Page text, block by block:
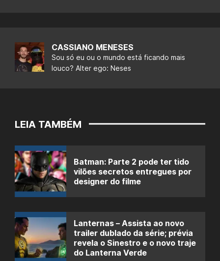
CASSIANO MENESES
Sou só eu ou o mundo está ficando mais
louco? Alter ego: Neses
LEIA TAMBÉM
Batman: Parte 2 pode ter tido
vilões secretos entregues por
designer do filme
Lanternas – Assista ao novo
trailer dublado da série; prévia
revela o Sinestro e o novo traje
do Lanterna Verde